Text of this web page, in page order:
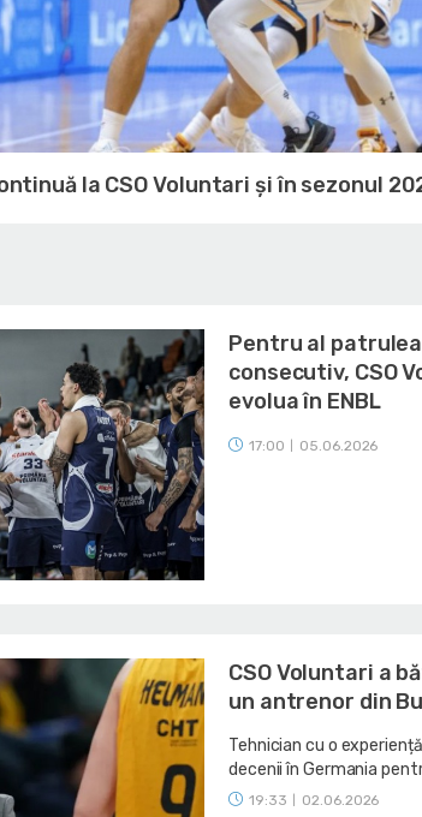
la CSO Voluntari și în sezonul
Pentru al
consecutiv, CSO
evolua în ENBL
17:00 05.06.2026
CSO Voluntari a
un antrenor din
Tehnician cu o
decenii în Germania
19:33 02.06.2026